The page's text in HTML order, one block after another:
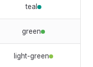
teal
green
light-green